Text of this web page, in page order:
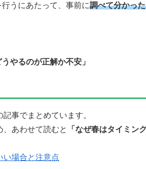
行うにあたって、事前に調べて分かっ
やるのが正解か不安」
事でまとめています。
あわせて読むと
「なぜ春はタイミン
い場合と注意点